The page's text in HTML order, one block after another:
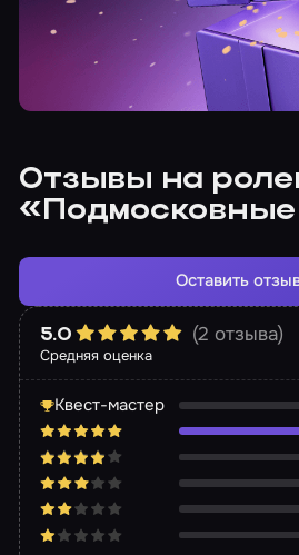
Отзывы на
«Подмосковные
Средняя оценка
5.0 (2 отзыва)
Квест-мастер
Оставить